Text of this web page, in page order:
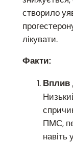
створило
лікувати.
Факти:
Вплив
ПМС,
навіть